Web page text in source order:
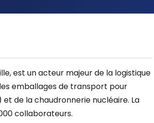
est un acteur majeur de la logistique
emballages de transport pour
de la chaudronnerie nucléaire. La
collaborateurs.